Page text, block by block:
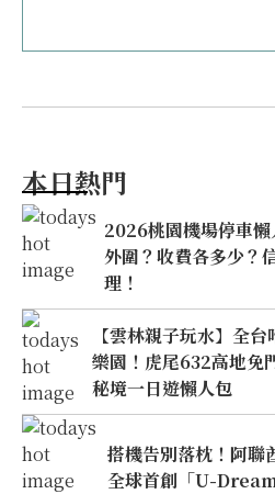
本日熱門
2026桃園機場停車
外圍？收費各多少？
理！
【雲林親子玩水】全
樂園！虎尾632高地免
秘境一日遊懶人包
搭機告別落枕！阿聯
全球首創「U-